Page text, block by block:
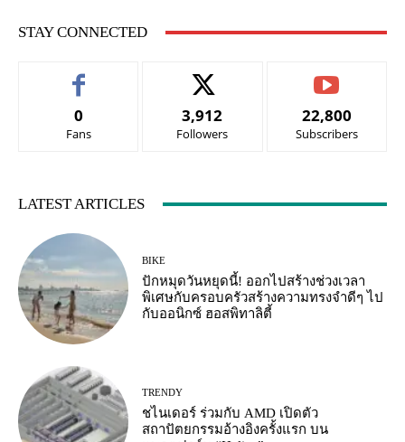
STAY CONNECTED
0
Fans
3,912
Followers
22,800
Subscribers
LATEST ARTICLES
BIKE
ปักหมุดวันหยุดนี้! ออกไปสร้างช่วงเวลา
พิเศษกับครอบครัวสร้างความทรงจำดีๆ ไป
กับออนิกซ์ ฮอสพิทาลิตี้
TRENDY
ชไนเดอร์ ร่วมกับ AMD เปิดตัว
สถาปัตยกรรมอ้างอิงครั้งแรก บน